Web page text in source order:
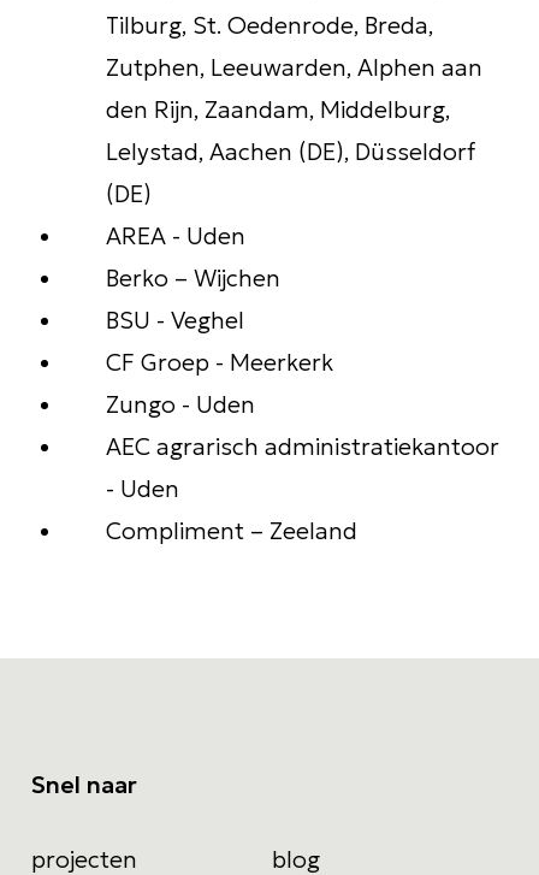
Tilburg, St. Oedenrode, Breda,
Zutphen, Leeuwarden, Alphen aan
den Rijn, Zaandam, Middelburg,
Lelystad, Aachen (DE), Düsseldorf
(DE)
AREA - Uden
Berko – Wijchen
BSU - Veghel
CF Groep - Meerkerk
Zungo - Uden
AEC agrarisch administratiekantoor
- Uden
Compliment – Zeeland
Snel naar
projecten
blog